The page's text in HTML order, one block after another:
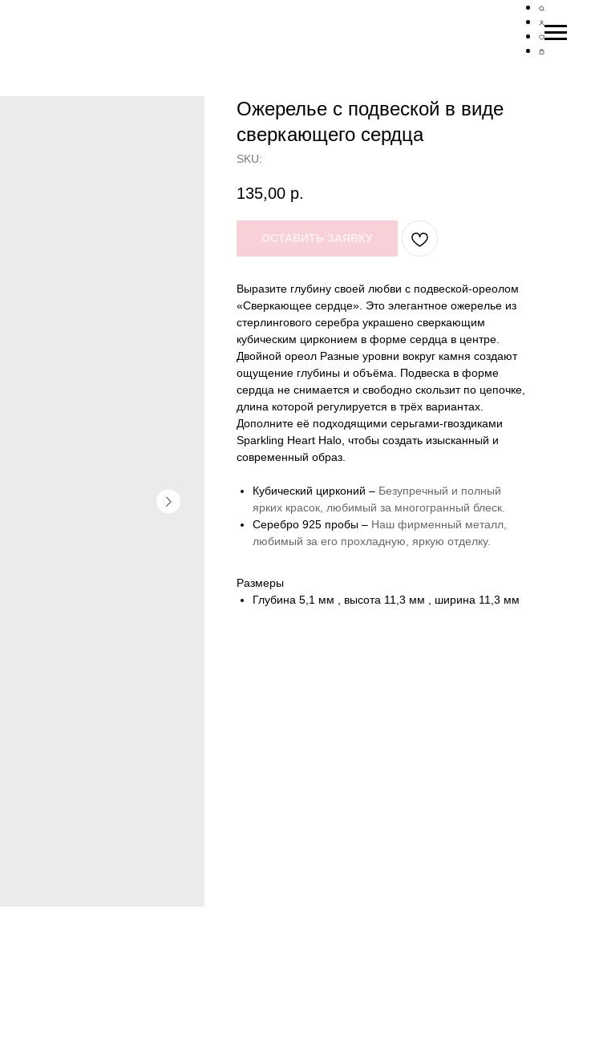
Ожерелье с подвеской в виде
сверкающего сердца
SKU:
135,00 р.
ОСТАВИТЬ ЗАЯВКУ
Выразите глубину своей любви с подвеской-ореолом
«Сверкающее сердце». Это элегантное ожерелье из
стерлингового серебра украшено сверкающим
кубическим цирконием в форме сердца в центре.
Двойной ореол Разные уровни вокруг камня создают
ощущение глубины и объёма. Подвеска в форме
сердца не снимается и свободно скользит по цепочке,
длина которой регулируется в трёх вариантах.
Дополните её подходящими серьгами-гвоздиками
Sparkling Heart Halo, чтобы создать изысканный и
современный образ.
Кубический цирконий – Безупречный и полный
ярких красок, любимый за многогранный блеск.
Серебро 925 пробы – Наш фирменный металл,
любимый за его прохладную, яркую отделку.
Размеры
Глубина 5,1 мм , высота 11,3 мм , ширина 11,3 мм